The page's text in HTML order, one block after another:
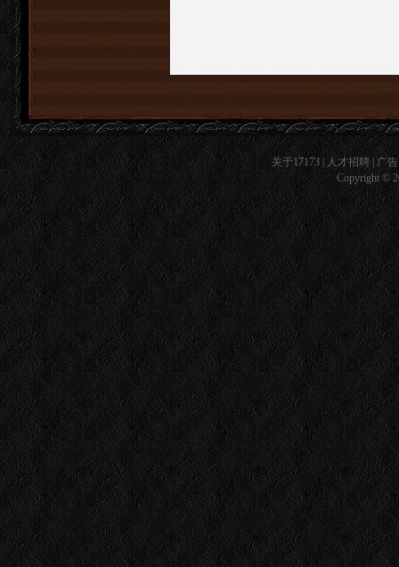
关于17173 |人才招聘|广
Copyright ©